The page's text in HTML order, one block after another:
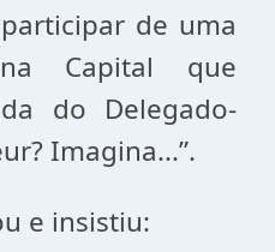
de uma
Capital que
do Delegado-
Imagina...”.
e insistiu: